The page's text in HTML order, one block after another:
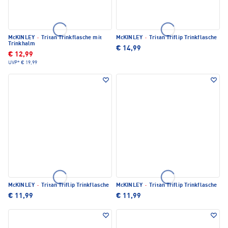
McKINLEY ·
Tritan Trinkflasche mit
Trinkhalm
€ 12,99
UVP* € 19,99
McKINLEY · Tritan Triflip Trinkflasche
€ 14,99
McKINLEY · Tritan Triflip Trinkflasche
€ 11,99
McKINLEY · Tritan Triflip Trinkflasche
€ 11,99